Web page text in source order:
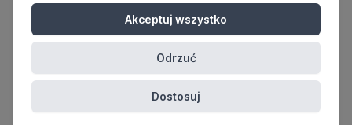
Akceptuj wszystko
Odrzuć
Dostosuj